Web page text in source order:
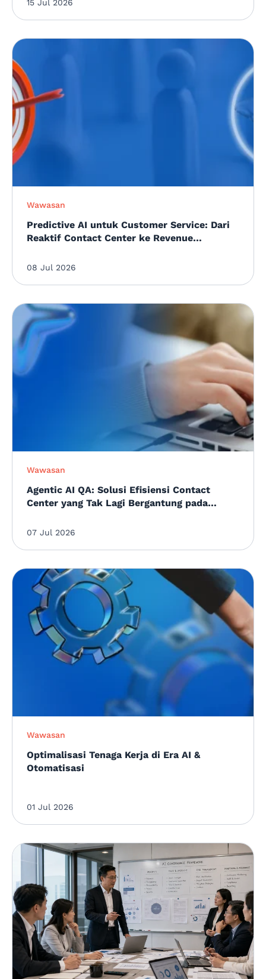
15 Jul 2026
Wawasan
Predictive AI untuk Customer Service: Dari
Reaktif Contact Center ke Revenue
08 Jul 2026
Wawasan
Agentic AI QA: Solusi Efisiensi Contact
Center yang Tak Lagi Bergantung pada
07 Jul 2026
Wawasan
Optimalisasi Tenaga Kerja di Era AI &
Otomatisasi
01 Jul 2026